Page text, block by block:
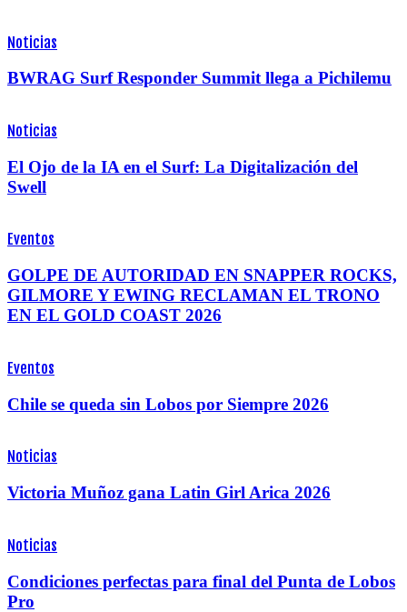
Noticias
BWRAG Surf Responder Summit llega a Pichilemu
Noticias
El Ojo de la IA en el Surf: La Digitalización del
Swell
Eventos
GOLPE DE AUTORIDAD EN SNAPPER ROCKS,
GILMORE Y EWING RECLAMAN EL TRONO
EN EL GOLD COAST 2026
Eventos
Chile se queda sin Lobos por Siempre 2026
Noticias
Victoria Muñoz gana Latin Girl Arica 2026
Noticias
Condiciones perfectas para final del Punta de Lobos
Pro